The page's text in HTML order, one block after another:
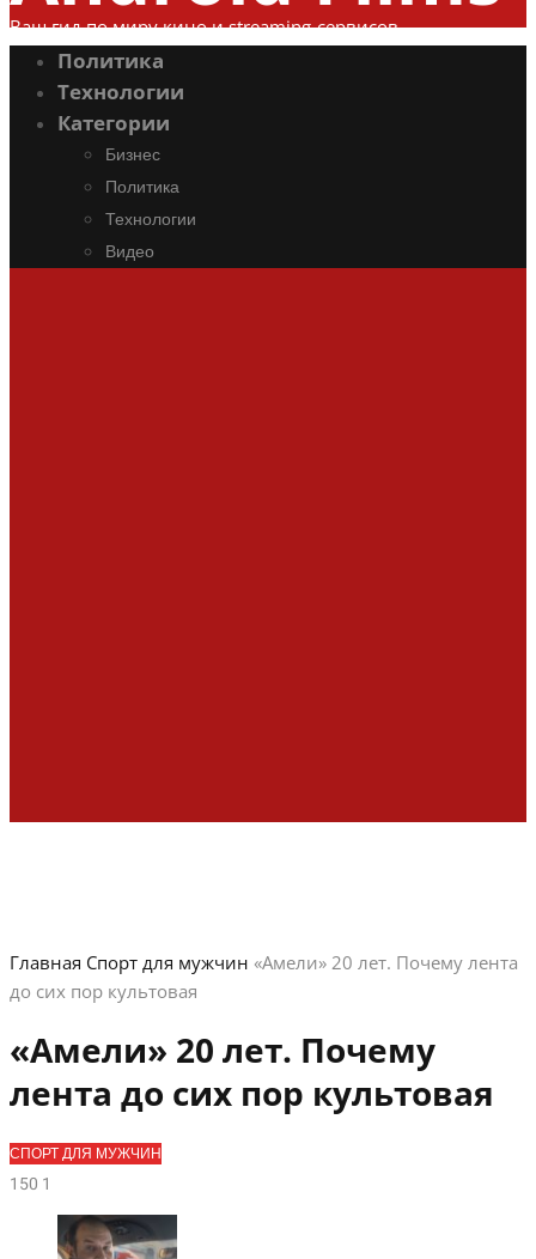
Ваш гид по миру кино и streaming-сервисов
Политика
Технологии
Категории
Бизнес
Политика
Технологии
Видео
Главная Спорт для мужчин «Амели» 20 лет. Почему лента
до сих пор культовая
«Амели» 20 лет. Почему
лента до сих пор культовая
СПОРТ ДЛЯ МУЖЧИН
150 1